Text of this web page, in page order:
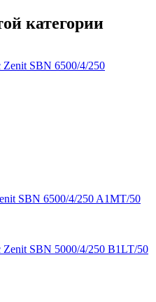
категории
SBN 6500/4/250 A1MT/50